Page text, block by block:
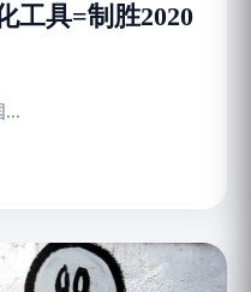
工具=制胜2020
...